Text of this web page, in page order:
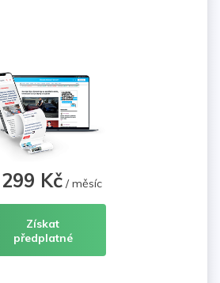
299 Kč/ měsíc
Získat
předplatné